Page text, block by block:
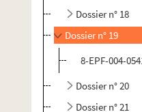
Dossier n° 18
Dossier n° 19
8-EPF-004-
Dossier n° 20
Dossier n° 21